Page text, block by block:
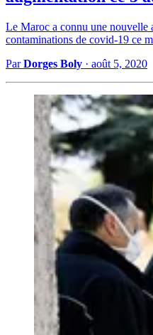
Le Maroc a connu une nouvelle
contaminations de covid-19 ce
ParDorges Boly · août 5, 2020